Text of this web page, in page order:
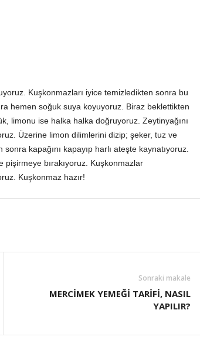
Kuşkonmazları iyice temizledikten sonra bu
hemen soğuk suya koyuyoruz. Biraz beklettikten
limonu ise halka halka doğruyoruz. Zeytinyağını
Üzerine limon dilimlerini dizip; şeker, tuz ve
kapağını kapayıp harlı ateşte kaynatıyoruz.
pişirmeye bırakıyoruz. Kuşkonmazlar
Kuşkonmaz hazır!
Sonraki makale
MERCİMEK YEMEĞİ TARİFİ, NASIL
YAPILIR?